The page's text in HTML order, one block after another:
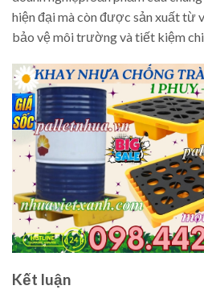
hiện đại mà còn được sản xuất từ
bảo vệ môi trường và tiết kiệm
Kết luận